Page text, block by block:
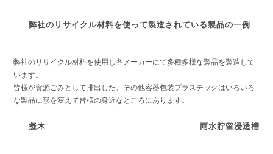
弊社のリサイクル材料を使って製造されている製品の一例
弊社のリサイクル材料を使用し各メーカーにて多種多様な製品を製造して
います。
皆様が資源ごみとして排出した、その他容器包装プラスチックはいろいろ
な製品に形を変えて皆様の身近なところにあります。
擬木 雨水貯留浸透槽